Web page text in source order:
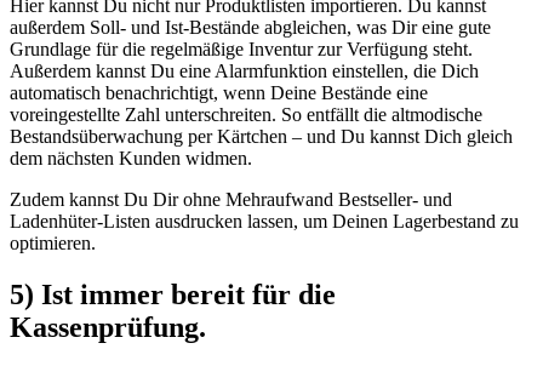
Hier kannst Du nicht nur Produktlisten importieren. Du kannst
außerdem Soll- und Ist-Bestände abgleichen, was Dir eine gute
Grundlage für die regelmäßige Inventur zur Verfügung steht.
Außerdem kannst Du eine Alarmfunktion einstellen, die Dich
automatisch benachrichtigt, wenn Deine Bestände eine
voreingestellte Zahl unterschreiten. So entfällt die altmodische
Bestandsüberwachung per Kärtchen – und Du kannst Dich gleich
dem nächsten Kunden widmen.
Zudem kannst Du Dir ohne Mehraufwand Bestseller- und
Ladenhüter-Listen ausdrucken lassen, um Deinen Lagerbestand zu
optimieren.
5) Ist immer bereit für die
Kassenprüfung.